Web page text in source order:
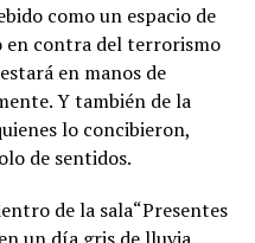
como un espacio de
en contra del terrorismo
en manos de
Y también de la
lo concibieron,
de sentidos.
de la sala“Presentes
un día gris de lluvia